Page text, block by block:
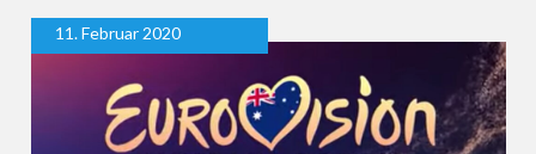
11. Februar 2020